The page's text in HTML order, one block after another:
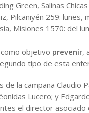
Green, Salinas
Pilcaniyén 259:
Misiones 1570: del
objetivo prevenir,
tipo de esta
de la campaña Claudio
Lucero; y
el director asociado